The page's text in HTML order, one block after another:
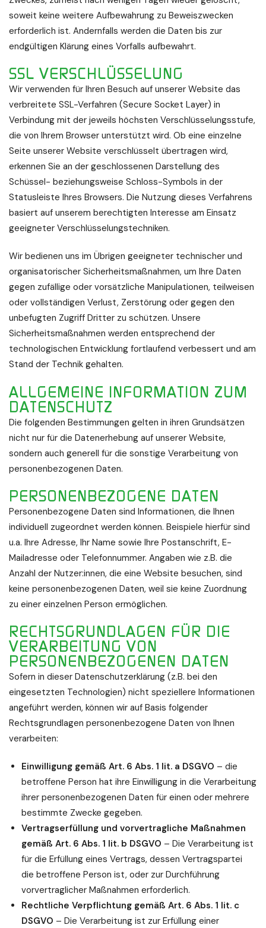
soweit keine weitere Aufbewahrung zu Beweiszwecken
erforderlich ist. Andernfalls werden die Daten bis zur
endgültigen Klärung eines Vorfalls aufbewahrt.
SSL VERSCHLÜSSELUNG
Wir verwenden für Ihren Besuch auf unserer Website das
verbreitete SSL-Verfahren (Secure Socket Layer) in
Verbindung mit der jeweils höchsten Verschlüsselungsstufe,
die von Ihrem Browser unterstützt wird. Ob eine einzelne
Seite unserer Website verschlüsselt übertragen wird,
erkennen Sie an der geschlossenen Darstellung des
Schüssel- beziehungsweise Schloss-Symbols in der
Statusleiste Ihres Browsers. Die Nutzung dieses Verfahrens
basiert auf unserem berechtigten Interesse am Einsatz
geeigneter Verschlüsselungstechniken.
Wir bedienen uns im Übrigen geeigneter technischer und
organisatorischer Sicherheitsmaßnahmen, um Ihre Daten
gegen zufällige oder vorsätzliche Manipulationen, teilweisen
oder vollständigen Verlust, Zerstörung oder gegen den
unbefugten Zugriff Dritter zu schützen. Unsere
Sicherheitsmaßnahmen werden entsprechend der
technologischen Entwicklung fortlaufend verbessert und am
Stand der Technik gehalten.
ALLGEMEINE INFORMATION ZUM
DATENSCHUTZ
Die folgenden Bestimmungen gelten in ihren Grundsätzen
nicht nur für die Datenerhebung auf unserer Website,
sondern auch generell für die sonstige Verarbeitung von
personenbezogenen Daten.
PERSONENBEZOGENE DATEN
Personenbezogene Daten sind Informationen, die Ihnen
individuell zugeordnet werden können. Beispiele hierfür sind
u.a. Ihre Adresse, Ihr Name sowie Ihre Postanschrift, E-
Mailadresse oder Telefonnummer. Angaben wie z.B. die
Anzahl der Nutzer:innen, die eine Website besuchen, sind
keine personenbezogenen Daten, weil sie keine Zuordnung
zu einer einzelnen Person ermöglichen.
RECHTSGRUNDLAGEN FÜR DIE
VERARBEITUNG VON
PERSONENBEZOGENEN DATEN
Sofern in dieser Datenschutzerklärung (z.B. bei den
eingesetzten Technologien) nicht speziellere Informationen
angeführt werden, können wir auf Basis folgender
Rechtsgrundlagen personenbezogene Daten von Ihnen
verarbeiten:
Einwilligung gemäß Art. 6 Abs. 1 lit. a DSGVO – die
betroffene Person hat ihre Einwilligung in die Verarbeitung
ihrer personenbezogenen Daten für einen oder mehrere
bestimmte Zwecke gegeben.
Vertragserfüllung und vorvertragliche Maßnahmen
gemäß Art. 6 Abs. 1 lit. b DSGVO – Die Verarbeitung ist
für die Erfüllung eines Vertrags, dessen Vertragspartei
die betroffene Person ist, oder zur Durchführung
vorvertraglicher Maßnahmen erforderlich.
Rechtliche Verpflichtung gemäß Art. 6 Abs. 1 lit. c
DSGVO – Die Verarbeitung ist zur Erfüllung einer